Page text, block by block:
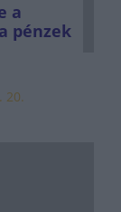
a
pénzek
20.